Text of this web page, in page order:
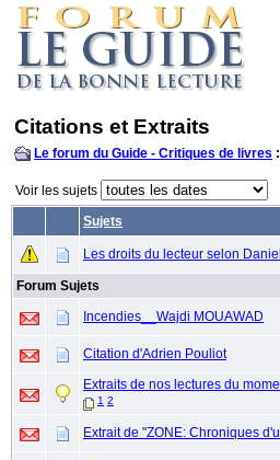
Citations et Extraits
Le forum du Guide - Critiques de livres :
Voir les sujets
Sujets
Les droits du lecteur selon
Forum Sujets
Incendies__Wajdi MOUAWAD
Citation d'Adrien Pouliot
Extraits de nos lectures du
1 2
Extrait de "ZONE: Chroniques